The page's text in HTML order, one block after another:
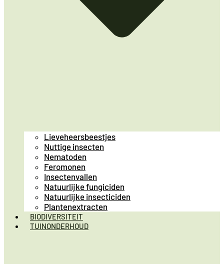
Lieveheersbeestjes
Nuttige insecten
Nematoden
Feromonen
Insectenvallen
Natuurlijke fungiciden
Natuurlijke insecticiden
Plantenextracten
BIODIVERSITEIT
TUINONDERHOUD